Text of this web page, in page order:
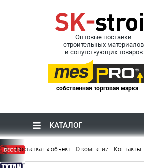
Оптовые поставки
строительных материалов
и сопутствующих товаров
собственная торговая марка
КАТАЛОГ
Поставка на объект О компании Контакты